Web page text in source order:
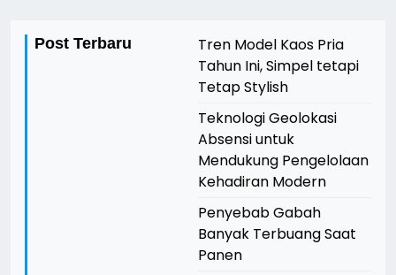
Post Terbaru
Tren Model Kaos Pria
Tahun Ini, Simpel tetapi
Tetap Stylish
Teknologi Geolokasi
Absensi untuk
Mendukung Pengelolaan
Kehadiran Modern
Penyebab Gabah
Banyak Terbuang Saat
Panen